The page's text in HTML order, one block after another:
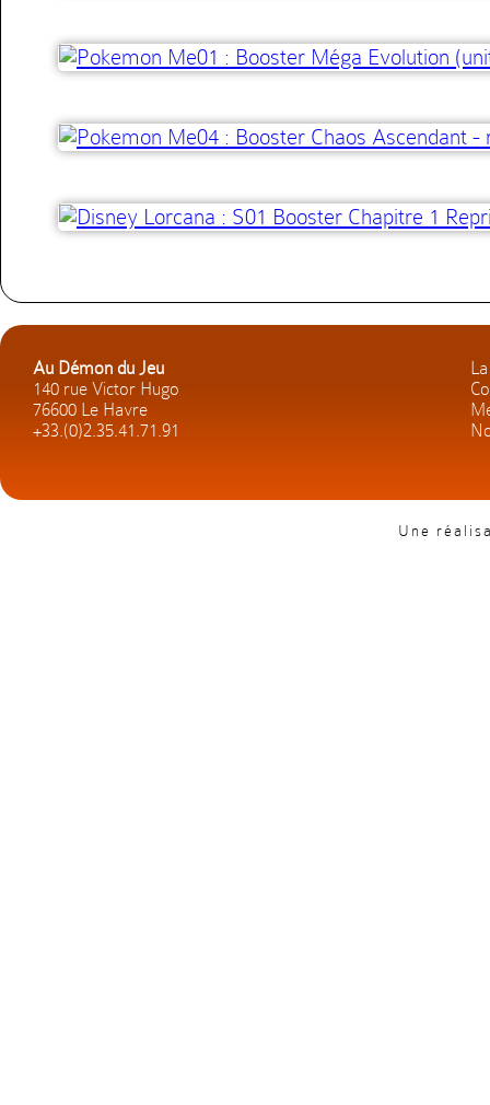
Au Démon du Jeu
140 rue Victor Hugo
76600 Le Havre
+33.(0)2.35.41.71.91
Une